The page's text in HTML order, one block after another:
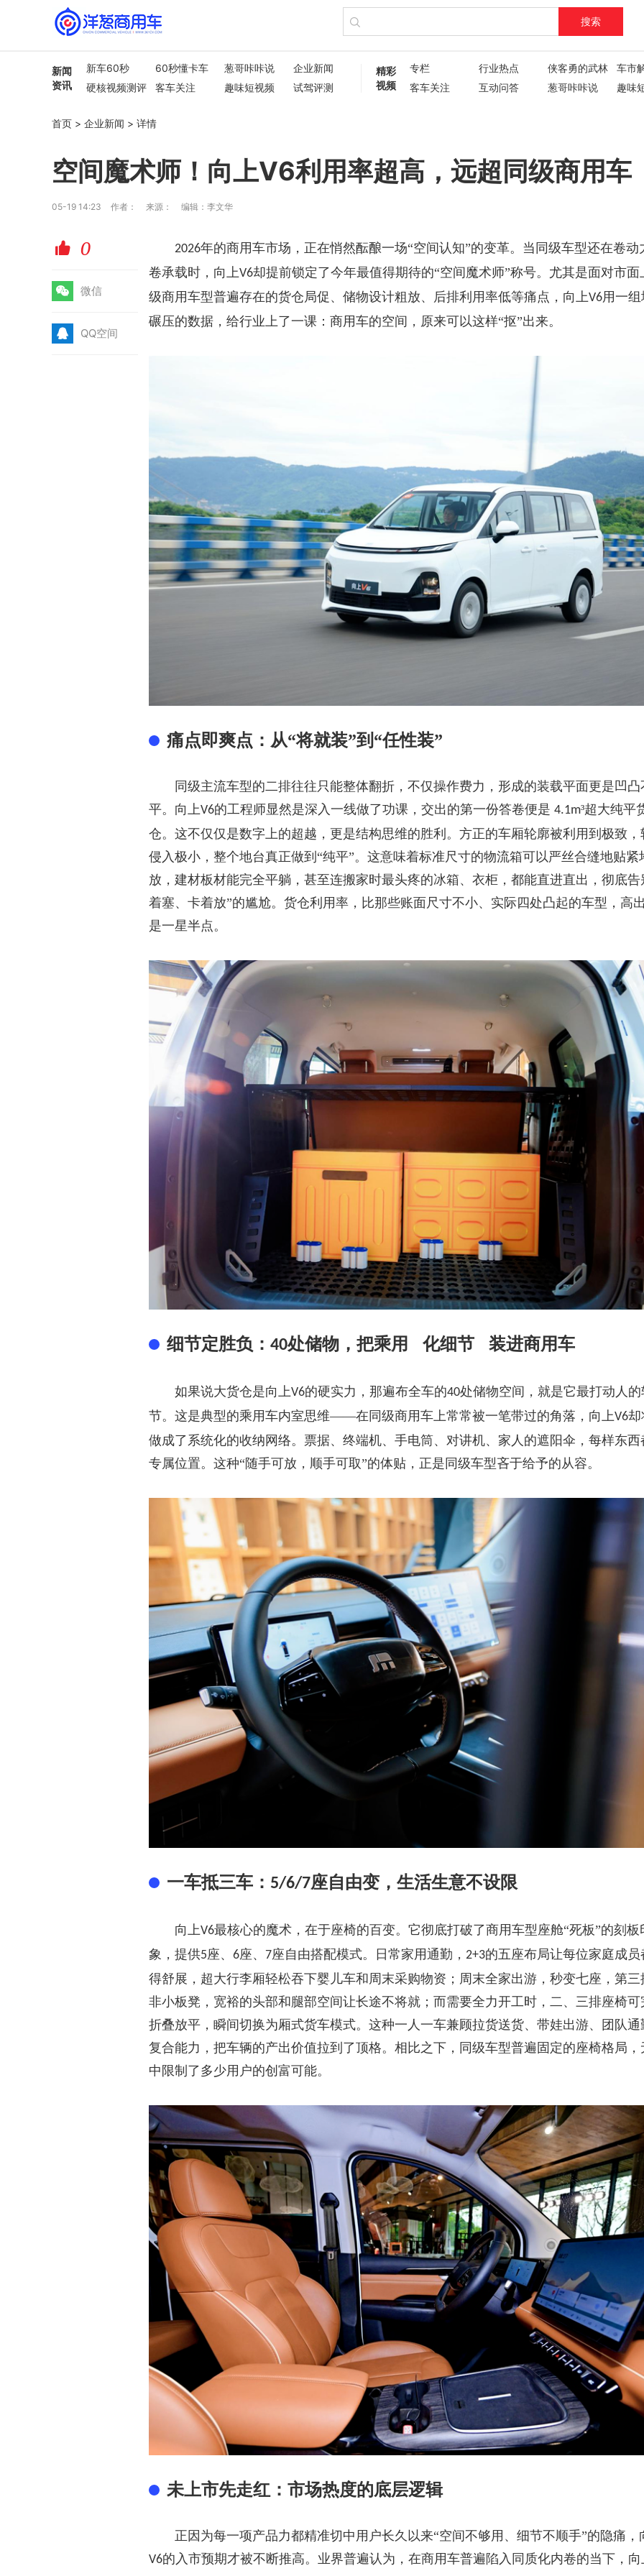
搜索
新闻
资讯
新车60秒 60秒懂卡车 葱哥咔咔说
企业新闻
硬核视频测评
客车关注 趣味短视频
试驾评测
精彩
视频
专栏 行业热点 侠客勇的武林
车市
客车关注
互动问答 葱哥咔咔说
趣味
首页 > 企业新闻 > 详情
空间魔术师！向上V6利用率超高，远超同级商用车
05-19 14:23 作者： 来源： 编辑：李文华
赞 0
微 微信
Q QQ空间
2026年的商用车市场，正在悄然酝酿一场“空间认知”的变革。当同级车型还在卷动
卷承载时，向上V6却提前锁定了今年最值得期待的“空间魔术师”称号。尤其是面对市面
级商用车型普遍存在的货仓局促、储物设计粗放、后排利用率低等痛点，向上V6用一
碾压的数据，给行业上了一课：商用车的空间，原来可以这样“抠”出来。
痛点即爽点：从“将就装”到“任性装”
同级主流车型的二排往往只能整体翻折，不仅操作费力，形成的装载平面更是凹凸
平。 向上V6的工程师显然是深入一线做了功课，交出的第一份答卷便是 4.1m³超大纯平
仓。这不仅仅是数字上的超越，更是结构思维的胜利。方正的车厢轮廓被利用到极致，
侵入极小，整个地台真正做到“纯平”。这意味着标准尺寸的物流箱可以严丝合缝地贴紧
放，建材板材能完全平躺，甚至连搬家时最头疼的冰箱、衣柜，都能直进直出，彻底告
着塞、卡着放”的尴尬。货仓利用率，比那些账面尺寸不小、实际四处凸起的车型，高
是一星半点。
细节定胜负： 40处储物，把乘用 化细节 装进商用车
如果说大货仓是向上V6的硬实力，那遍布全车的40处储物空间，就是它最打动人的
节。这是典型的乘用车内室思维——在同级商用车上常常被一笔带过的角落，向上V6却
做成了系统化的收纳网络。票据、终端机、手电筒、对讲机、家人的遮阳伞，每样东西
专属位置。这种“随手可放，顺手可取”的体贴，正是同级车型吝于给予的从容。
一车抵三车： 5/6/7座自由变，生活生意不设限
向上V6最核心的魔术，在于座椅的百变。它彻底打破了商用车型座舱“死板”的刻板
象，提供5座、 6座、 7座自由搭配模式。日常家用通勤， 2+3的五座布局让每位家庭成员
得舒展，超大行李厢轻松吞下婴儿车和周末采购物资；周末全家出游，秒变七座，第三
非小板凳，宽裕的头部和腿部空间让长途不将就；而需要全力开工时，二、三排座椅可
折叠放平，瞬间切换为厢式货车模式。这种一人一车兼顾拉货送货、带娃出游、团队通
复合能力，把车辆的产出价值拉到了顶格。相比之下，同级车型普遍固定的座椅格局，
中限制了多少用户的创富可能。
未上市先走红：市场热度的底层逻辑
正因为每一项产品力都精准切中用户长久以来“空间不够用、细节不顺手”的隐痛，
V6的入市预期才被不断推高。业界普遍认为，在商用车普遍陷入同质化内卷的当下，向